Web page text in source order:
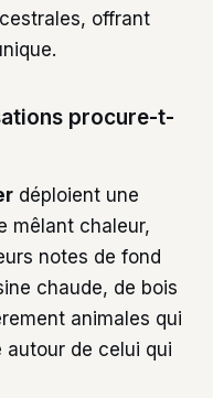
offrant
procure-t-
déploient une
mêlant chaleur,
notes de fond
chaude, de bois
animales qui
de celui qui